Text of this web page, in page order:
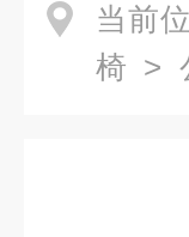
当前
椅 >